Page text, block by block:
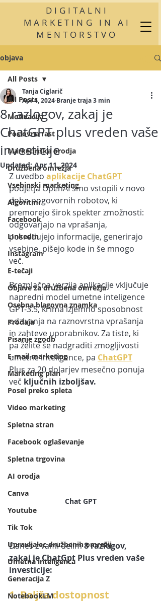
DIGITALNI
MARKETING IN AI
MENTORSTVO
objava
All Posts
Motivacija
Poslovna rast
Marketinška orodja
Družbena omrežja
Vsebinski marketing
Algoritmi
Facebook
LInkedIn
Instagram
E-tečaji
Objave za družbena omrežja
Osebna blagovna znamka
Prodaja
Pisanje zgodb
E-mail marketing
Marketing plan
Posel preko spleta
Video marketing
Spletna stran
Facebook oglaševanje
Spletna trgovina
AI orodja
Canva
Youtube
Tik Tok
Upravljalec družbenih omrežij
Umetna inteligenca
Generacija Z
NotebookLM
All Posts
8 razlogov, zakaj je
ChatGPT plus vreden vaše
investicije
Tanja Ciglarič
Apr 4, 2024 Branje traja 3 min
Updated:Apr 11, 2024
Z uvedbo aplikacije ChatGPT
podjetja OpenAI smo vstopili v novo
dobo pogovornih robotov, ki
premorejo širok spekter zmožnosti:
odgovarjajo na vprašanja,
posredujejo informacije, generirajo
vsebine, pišejo kode in še mnogo
več.
Brezplačna verzija aplikacije vključuje
napredni model umetne inteligence
GPT-3.5, ki ima izjemno sposobnost
odzivanja na raznovrstna vprašanja
in zahteve uporabnikov. Za tiste, ki
pa želite še nadgraditi zmogljivosti
umetne inteligence, pa ChatGPT
Plus za 20 dolarjev mesečno ponuja
več ključnih izboljšav.
Chat GPT
Danes z vami delim 8 razlogov,
zakaj je ChatGpt Plus vreden vaše
investicije:
1. Boljša dostopnost